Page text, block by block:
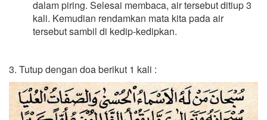
dalam piring. Selesai membaca, air tersebut ditiup 3
kali. Kemudian rendamkan mata kita pada air
tersebut sambil di kedip-kedipkan.
3. Tutup dengan doa berikut 1 kali :